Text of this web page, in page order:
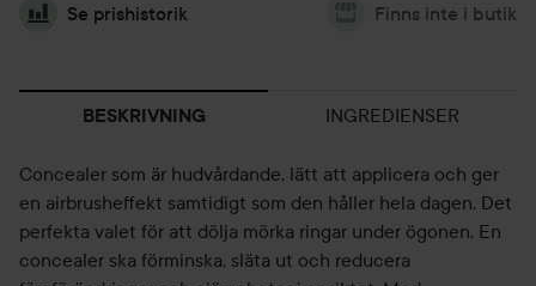
Se prishistorik Finns inte i butik
BESKRIVNING INGREDIENSER
Concealer som är hudvårdande, lätt att applicera och ger
en airbrusheffekt samtidigt som den håller hela dagen. Det
perfekta valet för att dölja mörka ringar under ögonen. En
concealer ska förminska, släta ut och reducera